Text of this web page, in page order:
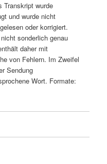
Transkript wurde
und wurde nicht
oder korrigiert.
sonderlich genau
daher mit
von Fehlern. Im Zweifel
Sendung
Wort. Formate: